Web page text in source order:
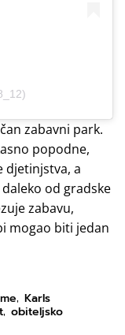
zabavni park.
popodne,
djetinjstva, a
od gradske
zabavu,
mogao biti jedan
, Karls
, obiteljsko